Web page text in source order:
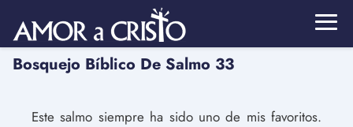
Bosquejo Bíblico De Salmo 33
Este salmo siempre ha sido uno de mis favoritos.